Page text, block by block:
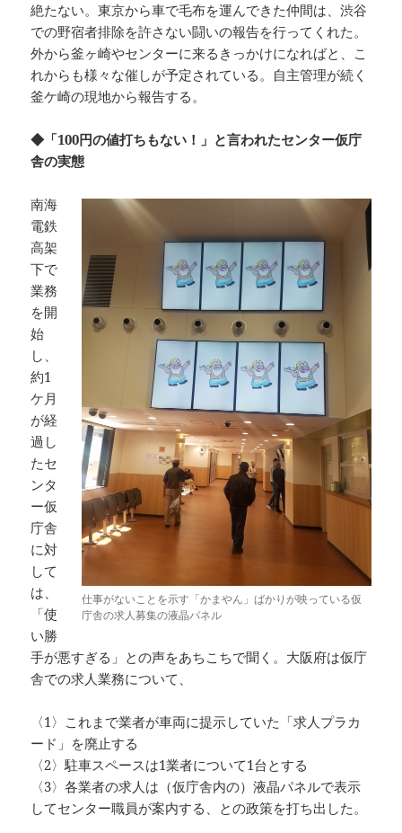
絶たない。東京から車で毛布を運んできた仲間は、渋谷
での野宿者排除を許さない闘いの報告を行ってくれた。
外から釜ヶ崎やセンターに来るきっかけになればと、こ
れからも様々な催しが予定されている。自主管理が続く
釜ケ崎の現地から報告する。
◆「100円の値打ちもない！」と言われたセンター仮庁
舎の実態
仕事がないことを示す「かまやん」ばかりが映っている仮
庁舎の求人募集の液晶パネル
南海
電鉄
高架
下で
業務
を開
始
し、
約1
ケ月
が経
過し
たセ
ンタ
ー仮
庁舎
に対
して
は、
「使
い勝
手が悪すぎる」との声をあちこちで聞く。大阪府は仮庁
舎での求人業務について、
〈1〉これまで業者が車両に提示していた「求人プラカ
ード」を廃止する
〈2〉駐車スペースは1業者について1台とする
〈3〉各業者の求人は（仮庁舎内の）液晶パネルで表示
してセンター職員が案内する、との政策を打ち出した。